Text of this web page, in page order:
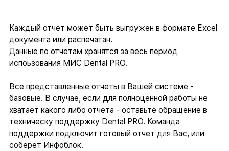
Каждый отчет может быть выгружен в формате Excel
документа или распечатан.
Данные по отчетам хранятся за весь период
испоьзования МИС Dental PRO.
Все представленные отчеты в Вашей системе -
базовые. В случае, если для полноценной работы не
хватает какого либо отчета - оставьте обращение в
техническу поддержку Dental PRO. Команда
поддержки подключит готовый отчет для Вас, или
соберет Инфоблок.